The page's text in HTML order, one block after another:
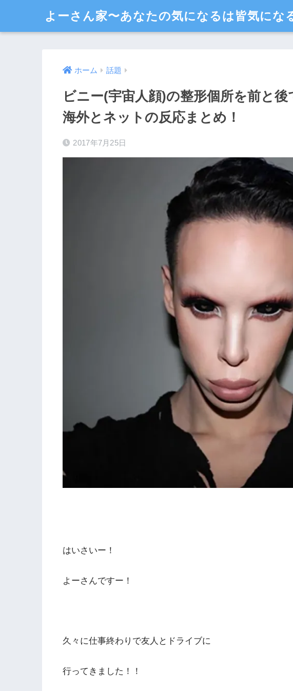
よーさん家〜あなたの気になるは皆気にな
ホーム 話題
ビニー(宇宙人顔)の整形個所を前と
海外とネットの反応まとめ！
2017年7月25日
はいさいー！
よーさんですー！
久々に仕事終わりで友人とドライブに
行ってきました！！